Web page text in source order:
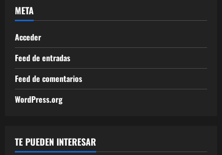
META
Acceder
Feed de entradas
Feed de comentarios
WordPress.org
TE PUEDEN INTERESAR